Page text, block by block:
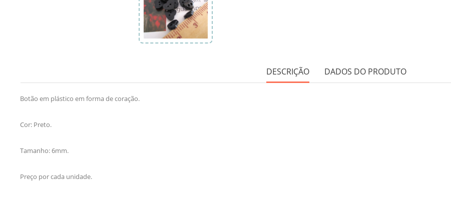
DESCRIÇÃO DADOS DO PRODUTO
Botão em plástico em forma de coração.
Cor: Preto.
Tamanho: 6mm.
Preço por cada unidade.